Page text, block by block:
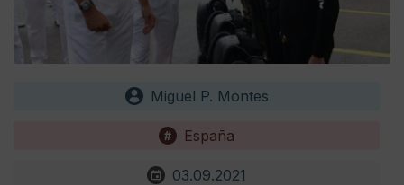
Miguel P. Montes
España
03.09.2021